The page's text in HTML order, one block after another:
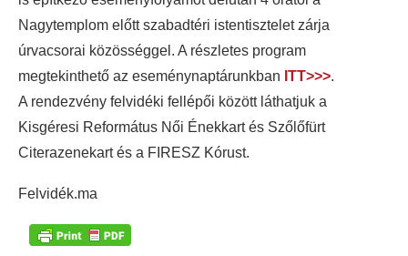
Nagytemplom előtt szabadtéri istentisztelet zárja
úrvacsorai közösséggel. A részletes program
megtekinthető az eseménynaptárunkban ITT>>>.
A rendezvény felvidéki fellépői között láthatjuk a
Kisgéresi Református Női Énekkart és Szőlőfürt
Citerazenekart és a FIRESZ Kórust.
Felvidék.ma